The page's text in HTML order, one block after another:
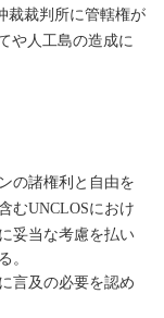
裁裁判所に管轄権が
や人工島の造成に
の諸権利と自由を
むUNCLOSにおけ
妥当な考慮を払い
。
言及の必要を認め